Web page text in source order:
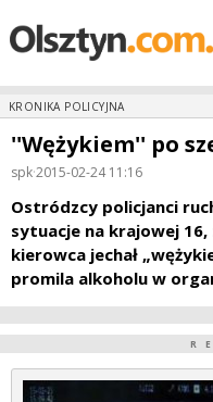
KRONIKA POLICYJNA
''Wężykiem'' po
spk·2015-02-24 11:16
Ostródzcy policjanci
sytuacje na krajowej
kierowca jechał
promila alkoholu w